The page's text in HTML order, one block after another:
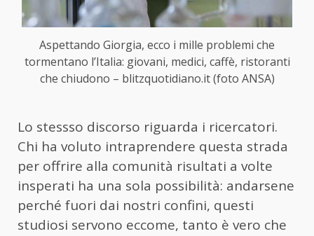
Aspettando Giorgia, ecco i mille problemi che
tormentano l’Italia: giovani, medici, caffè, ristoranti
che chiudono – blitzquotidiano.it (foto ANSA)
Lo stessso discorso riguarda i ricercatori.
Chi ha voluto intraprendere questa strada
per offrire alla comunità risultati a volte
insperati ha una sola possibilità: andarsene
perché fuori dai nostri confini, questi
studiosi servono eccome, tanto è vero che